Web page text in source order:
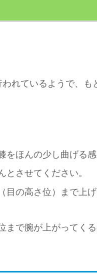
れているようで、も
をほんの少し曲げる
とさせてください。
目の高さ位）まで上
まで腕が上がってく